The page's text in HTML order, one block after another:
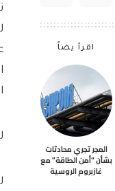
اقرأ يضاً
المجر تجري محادثات
بشأن “أمن الطاقة” مع
غازبروم الروسية